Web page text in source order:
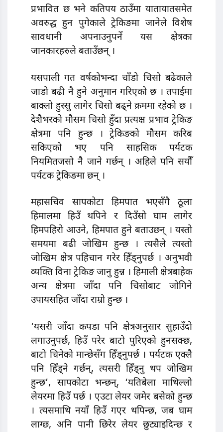
प्रभावित छ भने कतिपय ठाउँमा यातायातसमेत
अवरुद्ध हुन पुगेकाले ट्रेकिङमा जानेले विशेष
सावधानी अपनाउनुपर्ने यस क्षेत्रका
जानकारहरुले बताउँछन् ।
यसपाली गत वर्षकोभन्दा चाँडो चिसो बढेकाले
जाडो बढी नै हुने अनुमान गरिएको छ । तपाईमा
बाक्लो हुस्सु लागेर चिसो बढ्ने क्रममा रहेको छ ।
देशैभरको मौसम चिसो हुँदा प्रत्यक्ष प्रभाव ट्रेकिङ
क्षेत्रमा पनि हुन्छ । ट्रेकिङको मौसम करिब
सकिएको भए पनि साहसिक पर्यटक
नियमितजसो नै जाने गर्छन् । अहिले पनि सयौँ
पर्यटक ट्रेकिङमा छन् ।
महासचिव सापकोटा हिमपात भएसँगै ठूला
हिमालमा हिउँ थपिने र दिउँसो घाम लागेर
हिमपहिरो आउने, हिमपात हुने बताउछन् । यस्तो
समयमा बढी जोखिम हुन्छ । त्यसैले त्यस्तो
जोखिम क्षेत्र पहिचान गरेर हिँड्नुपर्छ । अनुभवी
व्यक्ति विना ट्रेकिङ जानु हुन्न । हिमाली क्षेत्रबाहेक
अन्य क्षेत्रमा जाँदा पनि चिसोबाट जोगिने
उपायसहित जाँदा राम्रो हुन्छ ।
‘यसरी जाँदा कपडा पनि क्षेत्रअनुसार सुहाउँदो
लगाउनुपर्छ, हिउँ परेर बाटो पुरिएको हुनसक्छ,
बाटो चिनेको मान्छेसँग हिँड्नुपर्छ । पर्यटक एक्लै
पनि हिँड्ने गर्छन्, त्यसरी हिँड्नु थप जोखिम
हुन्छ’, सापकोटा भन्छन्, ‘यतिबेला माथिल्लो
लेयरमा हिउँ पर्छ । एउटा लेयर जमेर बसेको हुन्छ
। त्यसमाथि नयाँ हिउँ गएर थपिन्छ, जब घाम
लाग्छ, अनि पानी छिरेर लेयर छुट्याइदिन्छ र